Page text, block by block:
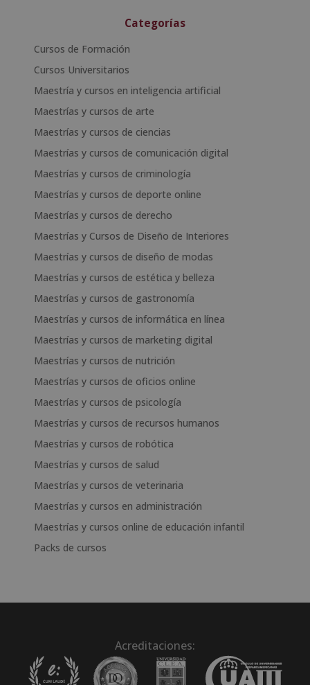
Categorías
Cursos de Formación
Cursos Universitarios
Maestría y cursos en inteligencia artificial
Maestrías y cursos de arte
Maestrías y cursos de ciencias
Maestrías y cursos de comunicación digital
Maestrías y cursos de criminología
Maestrías y cursos de deporte online
Maestrías y cursos de derecho
Maestrías y Cursos de Diseño de Interiores
Maestrías y cursos de diseño de modas
Maestrías y cursos de estética y belleza
Maestrías y cursos de gastronomía
Maestrías y cursos de informática en línea
Maestrías y cursos de marketing digital
Maestrías y cursos de nutrición
Maestrías y cursos de oficios online
Maestrías y cursos de psicología
Maestrías y cursos de recursos humanos
Maestrías y cursos de robótica
Maestrías y cursos de salud
Maestrías y cursos de veterinaria
Maestrías y cursos en administración
Maestrías y cursos online de educación infantil
Packs de cursos
Acreditaciones: